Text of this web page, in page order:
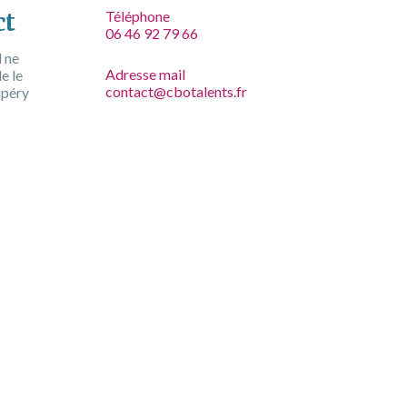
ne
le
Téléphone
06 46 92 79 66
Adresse mail
contact@cbotalents.fr